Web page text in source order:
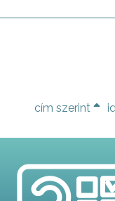
cím szerint